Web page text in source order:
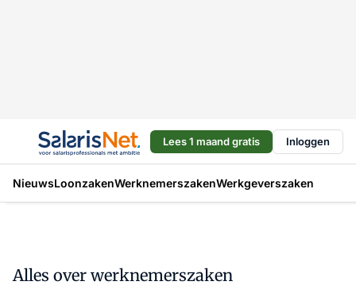
Lees 1 maand gratis Inloggen
NieuwsLoonzakenWerknemerszakenWerkgeverszaken
Alles over werknemerszaken